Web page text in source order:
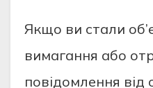
Якщо ви стали
вимагання або
повідомлення від